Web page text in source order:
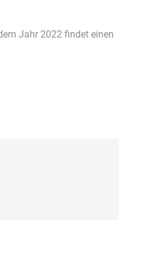
Jahr 2022 findet einen